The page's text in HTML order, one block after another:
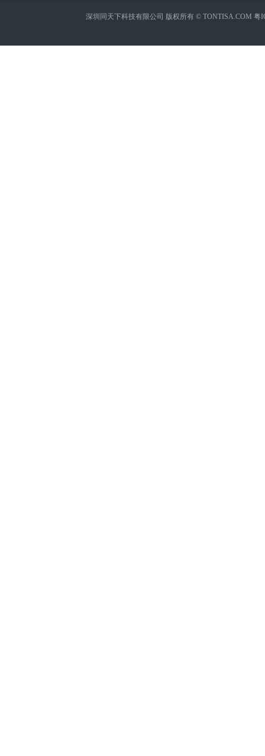
深圳同天下科技有限公司 版权所有 © TONTISA.COM 粤